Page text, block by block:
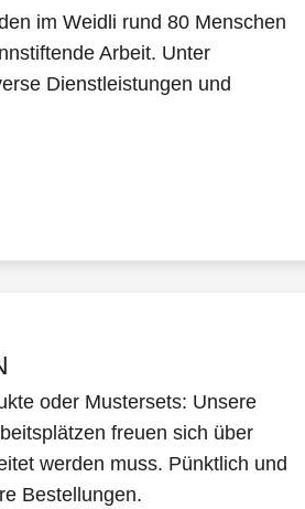
im Weidli rund 80 Menschen
Arbeit. Unter
Dienstleistungen und
oder Mustersets: Unsere
freuen sich über
werden muss. Pünktlich und
Bestellungen.